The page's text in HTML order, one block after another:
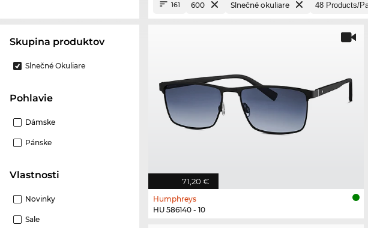
Skupina produktov
Slnečné Okuliare
Pohlavie
Dámske
Pánske
Vlastnosti
Novinky
Sale
161 600 Slnečné okuliare
71,20 €
Humphreys
HU 586140 - 10